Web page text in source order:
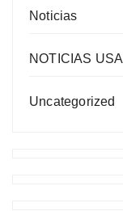
Noticias
NOTICIAS USA
Uncategorized